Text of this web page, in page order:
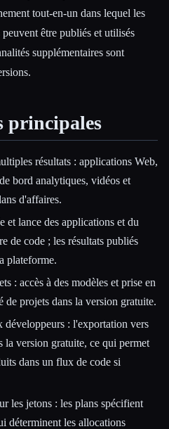
tout-en-un dans lequel les
être publiés et utilisés
supplémentaires sont
principales
résultats : applications Web,
bord analytiques, vidéos et
d'affaires.
et lance des applications et du
de code ; les résultats publiés
plateforme.
: accès à des modèles et prise en
projets dans la version gratuite.
développeurs : l'exportation vers
la version gratuite, ce qui permet
dans un flux de code si
les jetons : les plans spécifient
déterminent les allocations